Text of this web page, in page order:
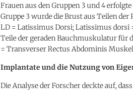
Frauen aus den Gruppen 3 und 4
Gruppe 3 wurde die Brust aus Teilen
LD = Latissimus Dorsi; Latissimus dorsi
Teile der geraden Bauchmuskulatur für
= Transverser Rectus Abdominis
Implantate und die Nutzung von
Die Analyse der Forscher deckte auf,